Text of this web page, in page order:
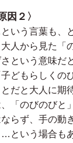
因２〉
いう言葉も、
人から見た「
という意味だ
どもらしくの
だと大人に期
「のびのびと
らず、手の動
という場合も